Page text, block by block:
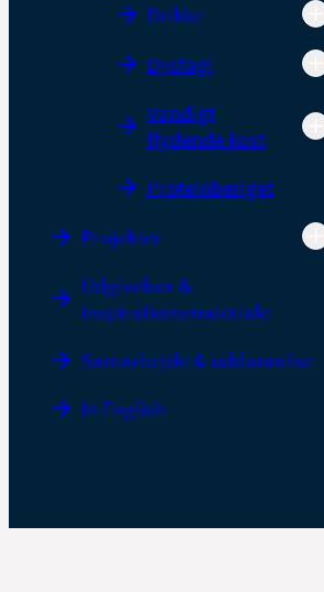
Drikke
Dysfagi
Vandigt
flydende kost
Proteinberiget
Projekter
Udgivelser &
inspirationsmateriale
Samarbejde & uddannelse
In English